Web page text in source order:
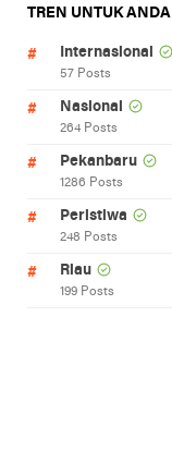
TREN UNTUK ANDA
Internasional
57 Posts
Nasional
264 Posts
Pekanbaru
1286 Posts
Peristiwa
248 Posts
Riau
199 Posts